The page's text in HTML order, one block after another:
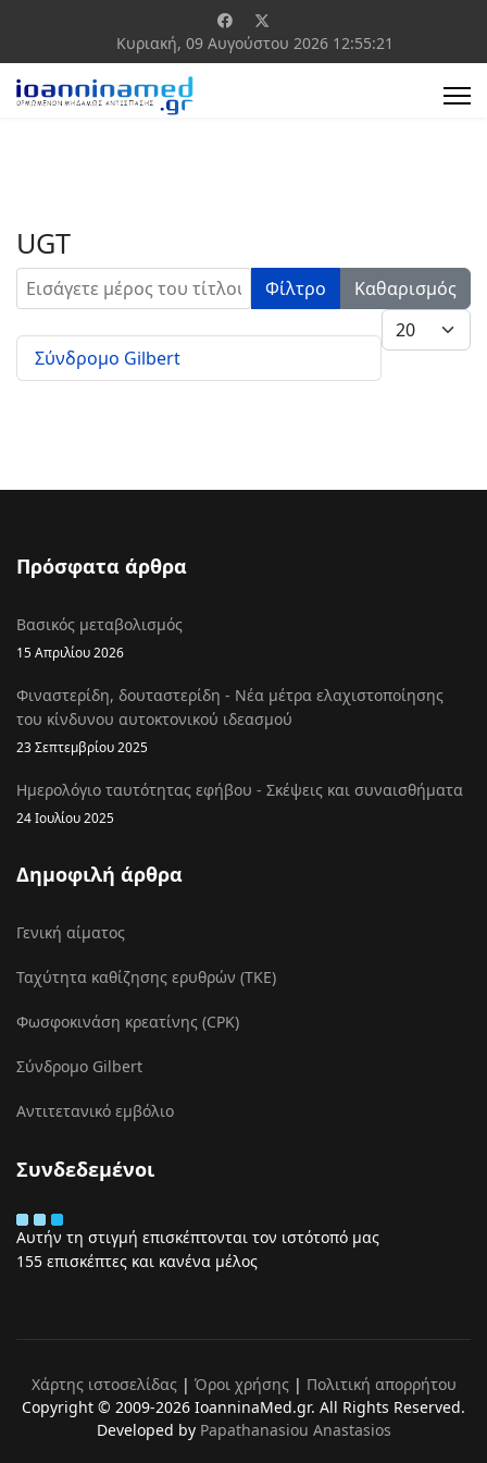
Κυριακή, 09 Αυγούστου 2026 12:55:21
UGΤ
Εισάγετε μέρος του τίτλου. Φίλτρο
Καθαρισμός
Εμφάνιση #
Σύνδρομο Gilbert
Πρόσφατα άρθρα
Βασικός μεταβολισμός
15 Απριλίου 2026
Φιναστερίδη, δουταστερίδη - Νέα μέτρα ελαχιστοποίησης
του κίνδυνου αυτοκτονικού ιδεασμού
23 Σεπτεμβρίου 2025
Ημερολόγιο ταυτότητας εφήβου - Σκέψεις και συναισθήματα
24 Ιουλίου 2025
Δημοφιλή άρθρα
Γενική αίματος
Ταχύτητα καθίζησης ερυθρών (ΤΚΕ)
Φωσφοκινάση κρεατίνης (CPK)
Σύνδρομο Gilbert
Αντιτετανικό εμβόλιο
Συνδεδεμένοι
Αυτήν τη στιγμή επισκέπτονται τον ιστότοπό μας
155 επισκέπτες και κανένα μέλος
Χάρτης ιστοσελίδας| Όροι χρήσης| Πολιτική απορρήτου
Copyright © 2009-2026 IoanninaMed.gr. All Rights Reserved.
Developed by Papathanasiou Anastasios